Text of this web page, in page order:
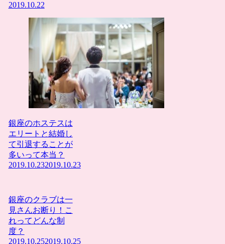
2019.10.22
銀座のホステスは
エリートと結婚し
て引退することが
多いって本当？
2019.10.232019.10.23
銀座のクラブは一
見さんお断り！こ
れってどんな制
度？
2019.10.252019.10.25